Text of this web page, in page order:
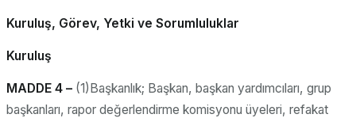
Kuruluş, Görev, Yetki ve Sorumluluklar
Kuruluş
MADDE 4 – (1)Başkanlık; Başkan, başkan yardımcıları, grup
başkanları, rapor değerlendirme komisyonu üyeleri, refakat